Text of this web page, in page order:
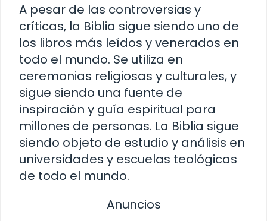
A pesar de las controversias y
críticas, la Biblia sigue siendo uno de
los libros más leídos y venerados en
todo el mundo. Se utiliza en
ceremonias religiosas y culturales, y
sigue siendo una fuente de
inspiración y guía espiritual para
millones de personas. La Biblia sigue
siendo objeto de estudio y análisis en
universidades y escuelas teológicas
de todo el mundo.
Anuncios